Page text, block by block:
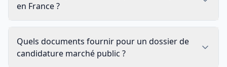
en France ?
Quels documents fournir pour un dossier de
candidature marché public ?